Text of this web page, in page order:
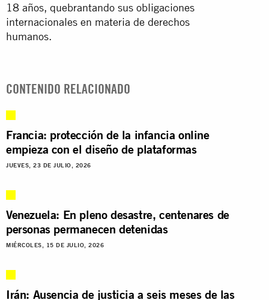
18 años, quebrantando sus obligaciones
internacionales en materia de derechos
humanos.
CONTENIDO RELACIONADO
Francia: protección de la infancia online
empieza con el diseño de plataformas
JUEVES, 23 DE JULIO, 2026
Venezuela: En pleno desastre, centenares de
personas permanecen detenidas
MIÉRCOLES, 15 DE JULIO, 2026
Irán: Ausencia de justicia a seis meses de las